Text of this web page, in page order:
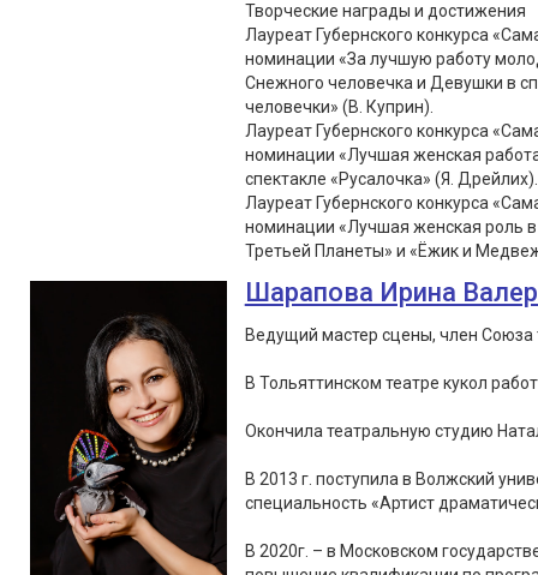
Творческие награды и достижения
Лауреат Губернского конкурса
номинации «За лучшую работу
Снежного человечка и Девушки в
человечки» (В. Куприн).
Лауреат Губернского конкурса
номинации «Лучшая женская
спектакле «Русалочка» (Я. Дрейлих).
Лауреат Губернского конкурса
номинации «Лучшая женская роль в
Третьей Планеты» и «Ёжик и
Шарапова Ирина
Ведущий мастер сцены, член Союза
В Тольяттинском театре кукол
Окончила театральную студию
В 2013 г. поступила в Волжский
специальность «Артист
В 2020г. – в Московском